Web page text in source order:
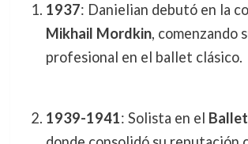
1937: Danielian debutó en la
Mikhail Mordkin, comenzando
profesional en el ballet clásico.
1939-1941: Solista en el